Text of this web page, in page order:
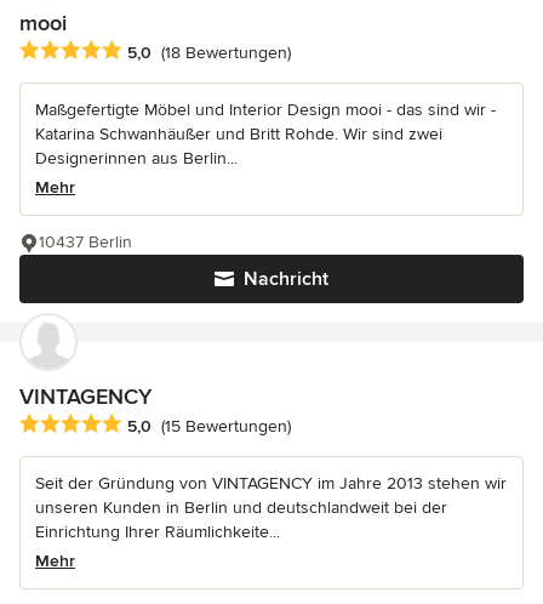
mooi
Durchschnittliche Bewertung: 5 von 5 Sternen
5,0 (18 Bewertungen)
Maßgefertigte Möbel und Interior Design mooi - das sind wir -
Katarina Schwanhäußer und Britt Rohde. Wir sind zwei
Designerinnen aus Berlin...
Mehr
Nachricht
10437 Berlin
VINTAGENCY
Durchschnittliche Bewertung: 5 von 5 Sternen
5,0 (15 Bewertungen)
Seit der Gründung von VINTAGENCY im Jahre 2013 stehen wir
unseren Kunden in Berlin und deutschlandweit bei der
Einrichtung Ihrer Räumlichkeite...
Mehr